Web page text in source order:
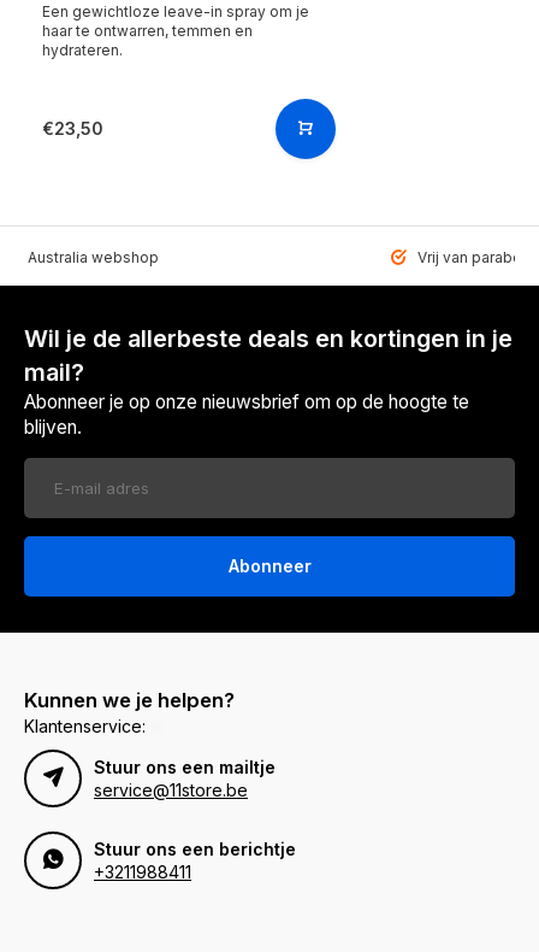
Een gewichtloze leave-in spray om je
haar te ontwarren, temmen en
hydrateren.
€23,50
Australia webshop Vrij van
Wil je de allerbeste deals en kortingen in je
mail?
Abonneer je op onze nieuwsbrief om op de hoogte te
blijven.
Abonneer
Kunnen we je helpen?
Klantenservice:
Stuur ons een mailtje
service@11store.be
Stuur ons een berichtje
+3211988411